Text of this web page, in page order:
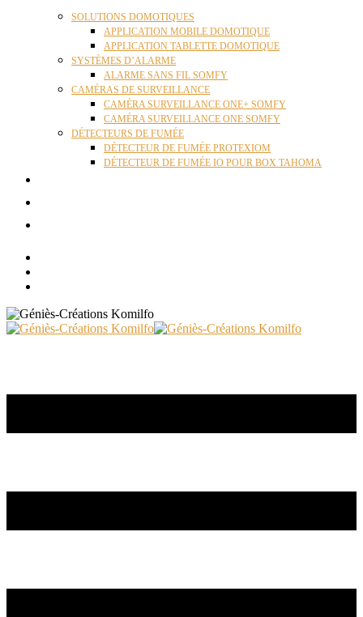
SOLUTIONS DOMOTIQUES
APPLICATION MOBILE DOMOTIQUE
APPLICATION TABLETTE DOMOTIQUE
SYSTÈMES D’ALARME
ALARME SANS FIL SOMFY
CAMÉRAS DE SURVEILLANCE
CAMÉRA SURVEILLANCE ONE+ SOMFY
CAMÉRA SURVEILLANCE ONE SOMFY
DÉTECTEURS DE FUMÉE
DÉTECTEUR DE FUMÉE PROTEXIOM
DÉTECTEUR DE FUMÉE IO POUR BOX TAHOMA